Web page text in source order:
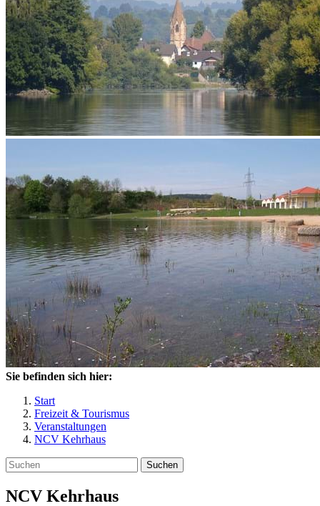
Sie befinden sich hier:
Start
Freizeit & Tourismus
Veranstaltungen
NCV Kehrhaus
Suchen
NCV Kehrhaus